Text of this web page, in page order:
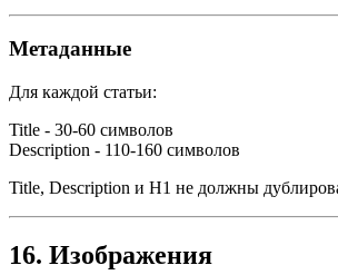
Метаданные
Для каждой статьи:
Title - 30-60 символов
Description - 110-160 символов
Title, Description и H1 не должны
16. Изображения